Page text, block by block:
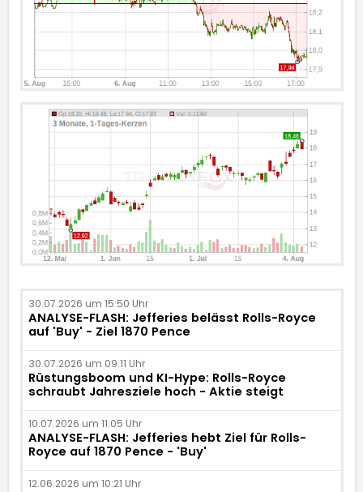
30.07.2026 um 15:50 Uhr
ANALYSE-FLASH: Jefferies belässt Rolls-Royce
auf 'Buy' - Ziel 1870 Pence
30.07.2026 um 09:11 Uhr
Rüstungsboom und KI-Hype: Rolls-Royce
schraubt Jahresziele hoch - Aktie steigt
10.07.2026 um 11:05 Uhr
ANALYSE-FLASH: Jefferies hebt Ziel für Rolls-
Royce auf 1870 Pence - 'Buy'
12.06.2026 um 10:21 Uhr